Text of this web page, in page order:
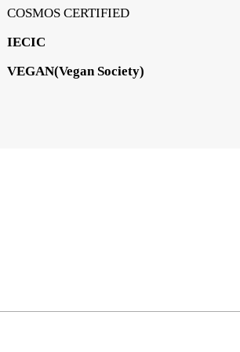
COSMOS CERTIFIED
IECIC
VEGAN(Vegan Society)